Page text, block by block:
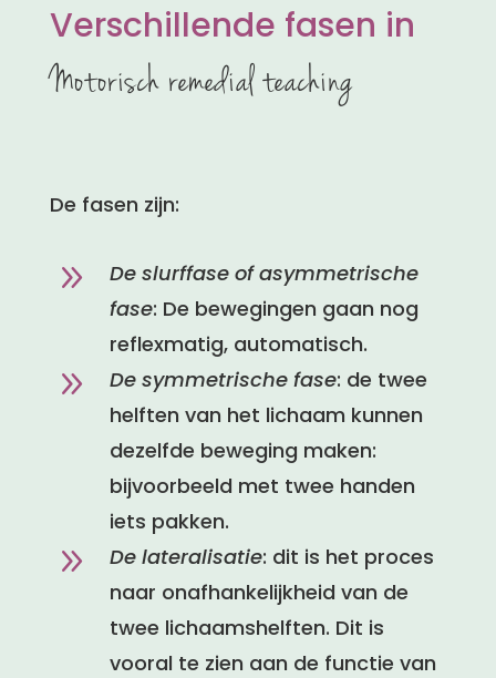
Verschillende fasen in
Motorisch remedial teaching
De fasen zijn:
9
De slurffase of asymmetrische
fase: De bewegingen gaan nog
reflexmatig, automatisch.
9 De symmetrische fase: de twee
helften van het lichaam kunnen
dezelfde beweging maken:
bijvoorbeeld met twee handen
iets pakken.
9 De lateralisatie: dit is het proces
naar onafhankelijkheid van de
twee lichaamshelften. Dit is
vooral te zien aan de functie van